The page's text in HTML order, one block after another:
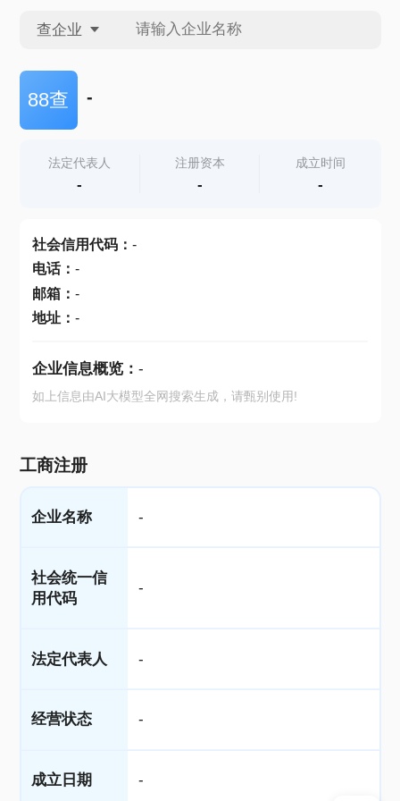
查企业
查企业
查产地
88查 -
法定代表人
-
注册资本
-
成立时间
-
社会信用代码： -
电话： -
邮箱： -
地址： -
企业信息概览： -
如上信息由AI大模型全网搜索生成，请甄别使用!
工商注册
企业名称 -
社会统一信
用代码
-
法定代表人 -
经营状态 -
成立日期 -